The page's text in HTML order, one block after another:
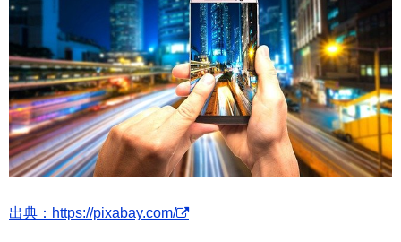
出典：https://pixabay.com/